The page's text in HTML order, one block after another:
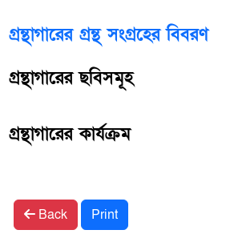
গ্রন্থাগারের গ্রন্থ সংগ্রহের বিবরণ
গ্রন্থাগারের ছবিসমূহ
গ্রন্থাগারের কার্যক্রম
Back Print